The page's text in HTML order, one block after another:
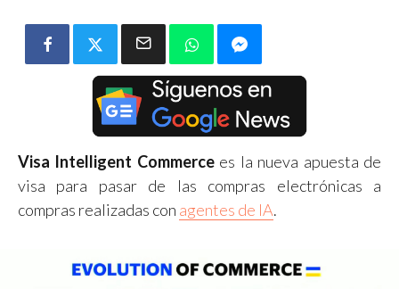
Visa Intelligent Commercees la nueva apuesta de
visa para pasar de las compras electrónicas a
compras realizadas con agentes de IA.